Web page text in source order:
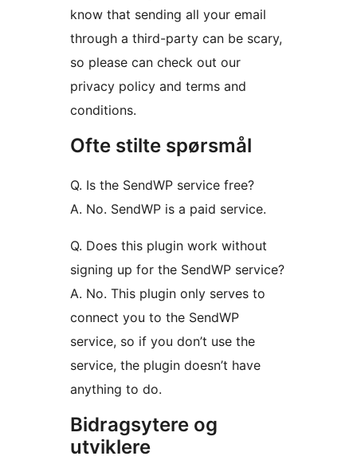
know that sending all your email
through a third-party can be scary,
so please can check out our
privacy policy and terms and
conditions.
Ofte stilte spørsmål
Q. Is the SendWP service free?
A. No. SendWP is a paid service.
Q. Does this plugin work without
signing up for the SendWP service?
A. No. This plugin only serves to
connect you to the SendWP
service, so if you don’t use the
service, the plugin doesn’t have
anything to do.
Bidragsytere og
utviklere